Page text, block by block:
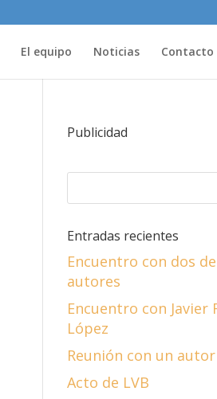
El equipo Noticias Contacto
Publicidad
Entradas recientes
Encuentro con dos
autores
Encuentro con Javier
López
Reunión con un autor
Acto de LVB